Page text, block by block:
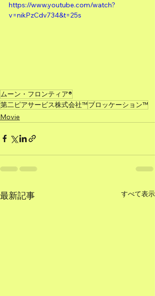
https://www.youtube.com/watch?
v=nikPzCdv734&t=25s
ムーン・フロンティア®
第二ピアサービス株式会社™ブロッケーション™
Movie
最新記事 すべて表示